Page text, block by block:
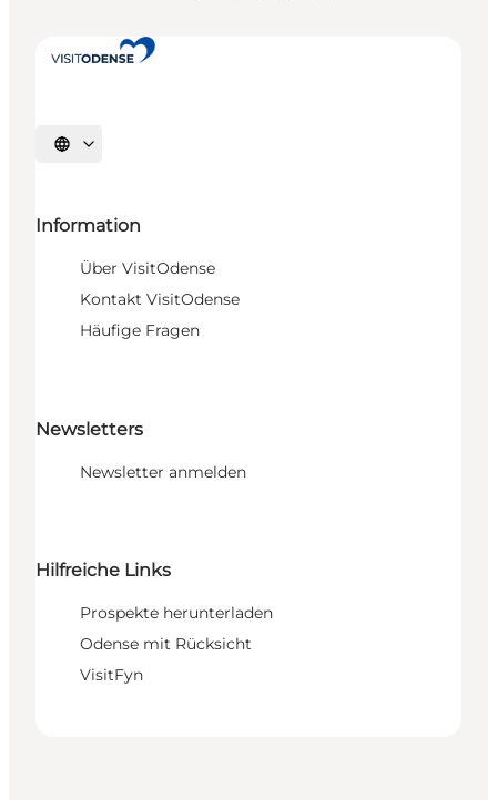
Sprache auswählen
Information
Über VisitOdense
Kontakt VisitOdense
Häufige Fragen
Newsletters
Newsletter anmelden
Hilfreiche Links
Prospekte herunterladen
Odense mit Rücksicht
VisitFyn